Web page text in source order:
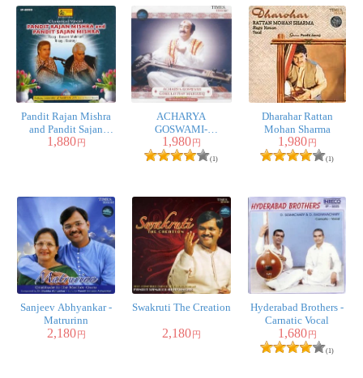
Pandit Rajan Mishra
and Pandit Sajan
Mishra
1,880 円
ACHARYA
GOSWAMI-
GOKULOTSAV
MAHARAJ
1,980 円
(1)
Dharahar Rattan
Mohan Sharma
1,980 円
(1)
Sanjeev Abhyankar -
Matrurinn
2,180円
Swakruti The Creation
2,180円
Hyderabad Brothers -
Carnatic Vocal
1,680円
(1)